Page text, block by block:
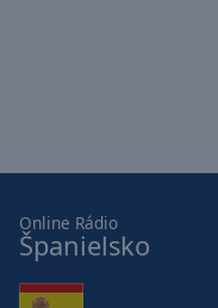
Online Rádio
Španielsko